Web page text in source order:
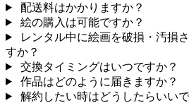
配送料はかかりますか？
絵の購入は可能ですか？
レンタル中に絵画を破損・汚損
すか？
交換タイミングはいつですか？
作品はどのように届きますか？
解約したい時はどうしたらいい